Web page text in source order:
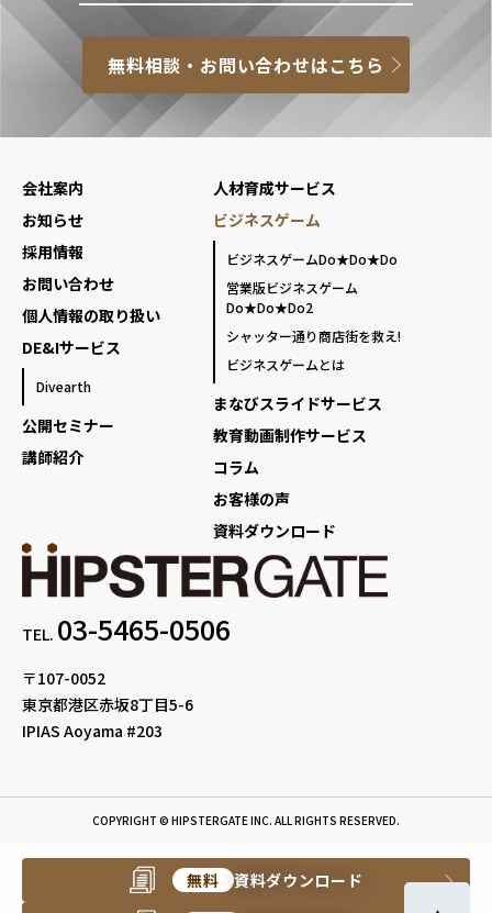
無料 資料ダウンロード
無料相談・お問い合わせはこちら
TEL. 03-5465-0506
〒107-0052
東京都港区赤坂8丁目5-6
IPIAS Aoyama #203
会社案内
お知らせ
採用情報
お問い合わせ
個人情報の取り扱い
DE&Iサービス
Divearth
公開セミナー
講師紹介
人材育成サービス
ビジネスゲーム
ビジネスゲームDo★Do★Do
営業版ビジネスゲーム
Do★Do★Do2
シャッター通り商店街を救え!
ビジネスゲームとは
まなびスライドサービス
教育動画制作サービス
コラム
お客様の声
資料ダウンロード
COPYRIGHT © HIPSTERGATE INC. ALL RIGHTS RESERVED.